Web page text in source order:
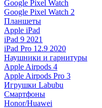
Google Pixel Watch
Google Pixel Watch 2
Планшеты
Apple iPad
iPad 9 2021
iPad Pro 12.9 2020
Наушники и гарнитуры
Apple Airpods 4
Apple Airpods Pro 3
Игрушки Labubu
Смартфоны
Honor/Huawei